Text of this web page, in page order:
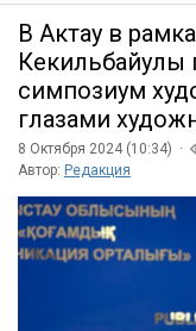
В Актау в
Кекильбайулы
симпозиум
глазами
8 Октября 2024 (10:34) ·
Автор: Редакция